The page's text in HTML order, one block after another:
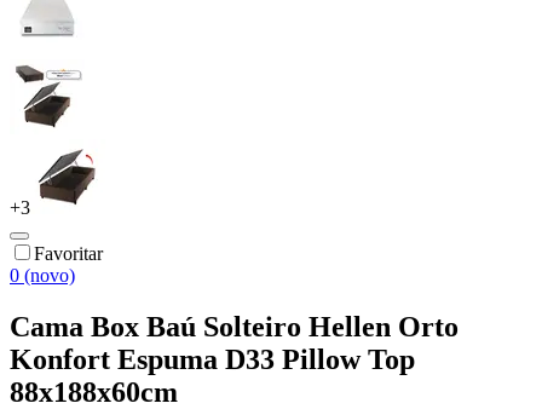
+3
Favoritar
0 (novo)
Cama Box Baú Solteiro Hellen Orto
Konfort Espuma D33 Pillow Top
88x188x60cm